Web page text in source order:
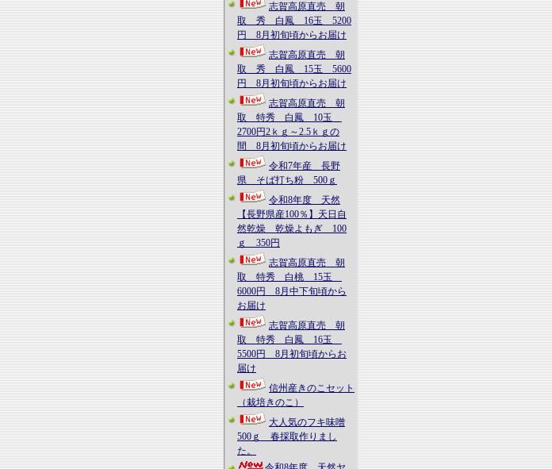
志賀高原直売 朝
取 秀 白鳳 16玉 5200
円 8月初旬頃からお届け
志賀高原直売 朝
取 秀 白鳳 15玉 5600
円 8月初旬頃からお届け
志賀高原直売 朝
取 特秀 白鳳 10玉
2700円2ｋｇ～2.5ｋｇの
間 8月初旬頃からお届け
令和7年産 長野
県 そば打ち粉 500ｇ
令和8年度 天然
【長野県産100％】天日自
然乾燥 乾燥よもぎ 100
ｇ 350円
志賀高原直売 朝
取 特秀 白桃 15玉
6000円 8月中下旬頃から
お届け
志賀高原直売 朝
取 特秀 白鳳 16玉
5500円 8月初旬頃からお
届け
信州産きのこセット
（栽培きのこ）
大人気のフキ味噌
500ｇ 春採取作りまし
た。